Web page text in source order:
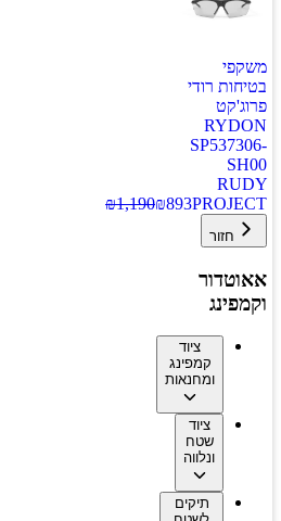
משקפי
בטיחות רודי
פרוג'קט
RYDON
SP537306-
SH00
RUDY
PROJECT
₪893
₪1,190
חזור
אאוטדור
וקמפינג
ציוד
קמפינג
ומחנאות
ציוד
שטח
ונלווה
תיקים